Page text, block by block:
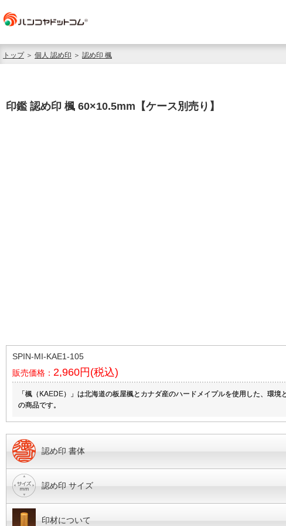
トップ＞ 個人 認め印 ＞ 認め印 楓
印鑑 認め印 楓 60×10.5mm【ケース別売り】
SPIN-MI-KAE1-105
販売価格： 2,960円(税込)
「楓（KAEDE）」は北海道の板屋楓とカナダ産のハードメイプルを使用した、環
の商品です。
認め印 書体
認め印 サイズ
印材について